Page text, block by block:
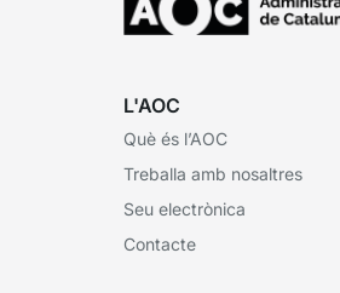
L'AOC
Què és l’AOC
Treballa amb nosaltres
Seu electrònica
Contacte